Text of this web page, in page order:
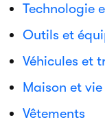
Technologie
Outils et
Véhicules et
Maison et vie
Vêtements